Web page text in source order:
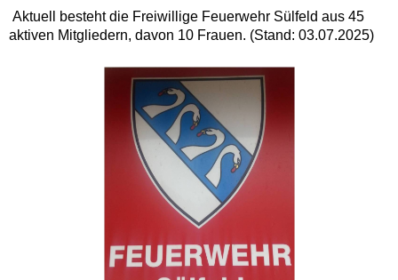
Aktuell besteht die Freiwillige Feuerwehr Sülfeld aus 45
aktiven Mitgliedern, davon 10 Frauen. (Stand: 03.07.2025)